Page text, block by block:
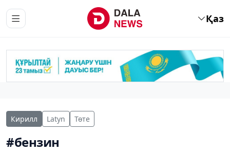
Қаз
Кирилл Latyn Төте
#бензин